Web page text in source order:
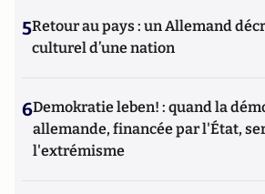
5Retour au pays : un Allemand
culturel d’une nation
6Demokratie leben! : quand la
allemande, financée par l'État,
l'extrémisme